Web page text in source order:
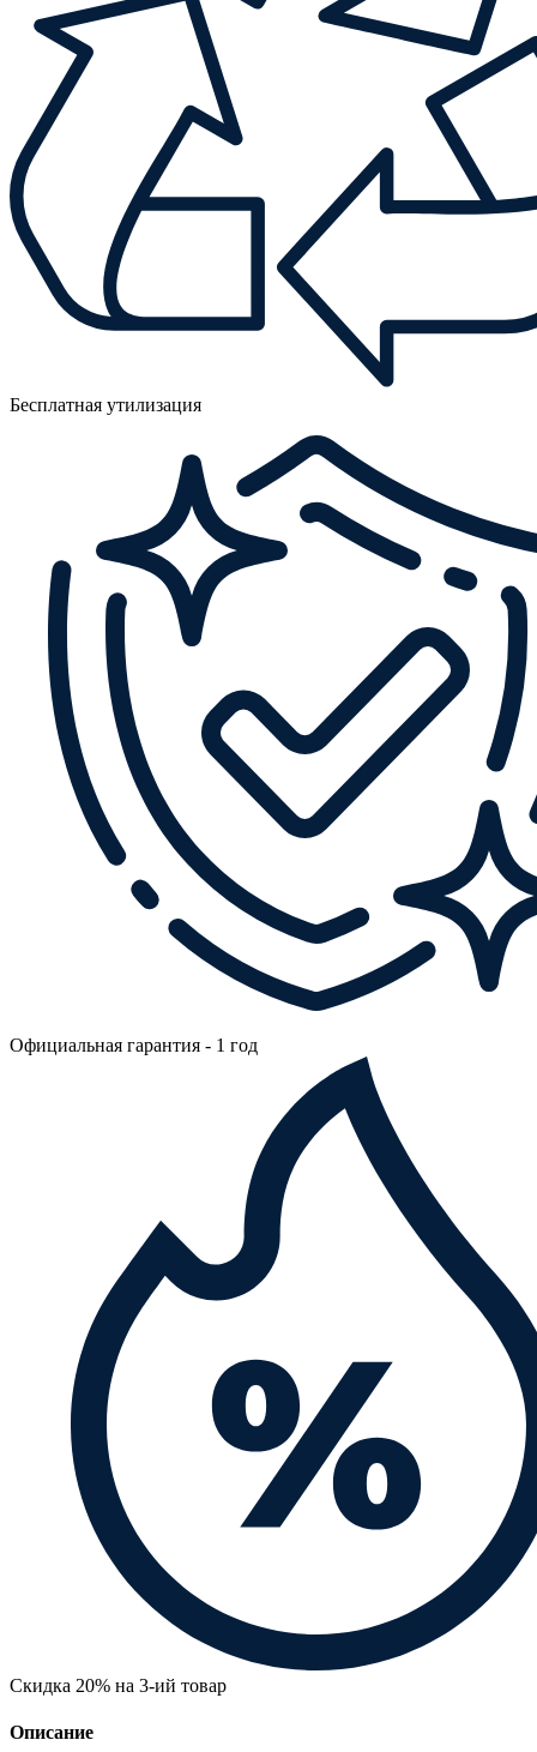
Бесплатная утилизация
Официальная гарантия - 1 год
Скидка 20% на 3-ий товар
Описание